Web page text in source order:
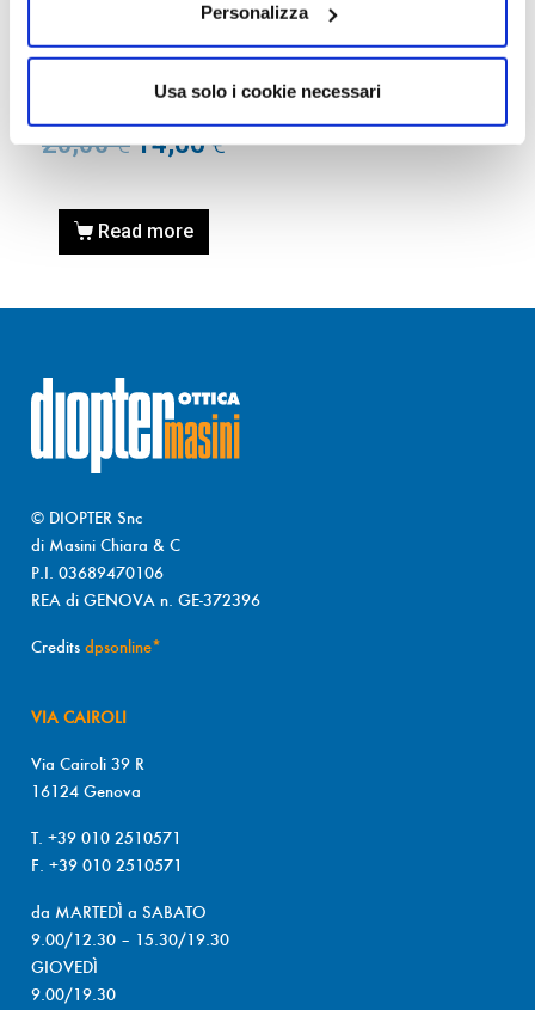
Personalizza
Usa solo i cookie necessari
ASTUCCIO DI RICAMBIO
SOLE RAY-BAN originale –
NERO/BLACK
20,00€ 14,00€
Read more
© DIOPTER Snc
di Masini Chiara & C
P.I. 03689470106
REA di GENOVA n. GE-372396
Credits dpsonline*
VIA CAIROLI
Via Cairoli 39 R
16124 Genova
T. +39 010 2510571
F. +39 010 2510571
da MARTEDÌ a SABATO
9.00/12.30 – 15.30/19.30
GIOVEDÌ
9.00/19.30